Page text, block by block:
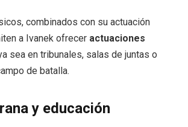
combinados con su actuación
a Ivanek ofrecer actuaciones
sea en tribunales, salas de juntas o
de batalla.
y educación